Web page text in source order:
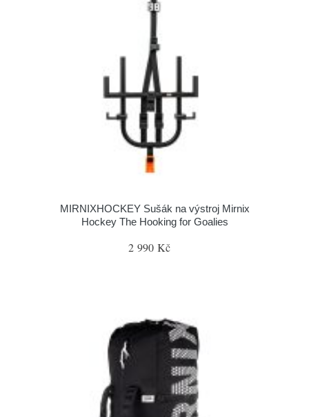
MIRNIXHOCKEY Sušák na výstroj Mirnix
Hockey The Hooking for Goalies
2 990 Kč